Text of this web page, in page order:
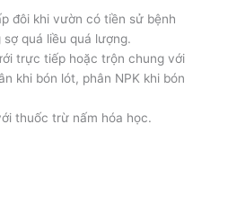
đôi khi vườn có tiền sử bệnh
quá liều quá lượng.
trực tiếp hoặc trộn chung với
khi bón lót, phân NPK khi bón
thuốc trừ nấm hóa học.